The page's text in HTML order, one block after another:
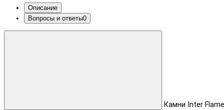
Описание
Вопросы и ответы0
Камни Inter Flame